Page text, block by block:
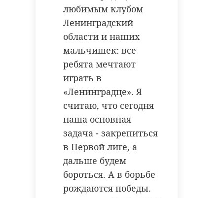
любимым клубом
Ленинградский
области и наших
мальчишек: все
ребята мечтают
играть в
«Ленинградце». Я
считаю, что сегодня
наша основная
задача - закрепиться
в Первой лиге, а
дальше будем
бороться. А в борьбе
рождаются победы.